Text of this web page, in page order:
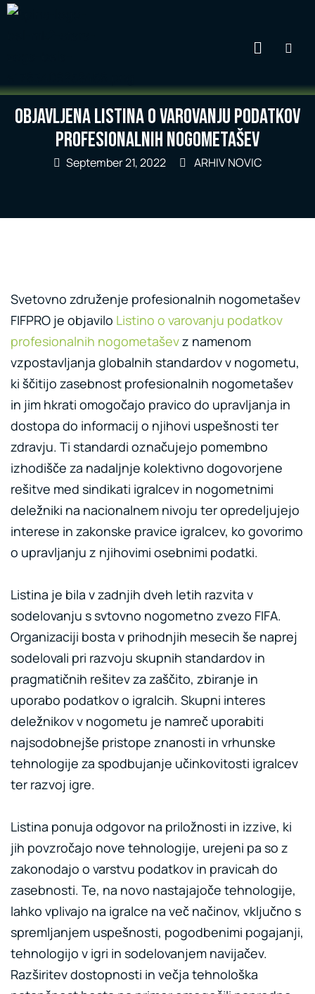
Objavljena Listina o varovanju podatkov
profesionalnih nogometašev
September 21, 2022 ARHIV NOVIC
Svetovno združenje profesionalnih nogometašev
FIFPRO je objavilo Listino o varovanju podatkov
profesionalnih nogometaševz namenom
vzpostavljanja globalnih standardov v nogometu,
ki ščitijo zasebnost profesionalnih nogometašev
in jim hkrati omogočajo pravico do upravljanja in
dostopa do informacij o njihovi uspešnosti ter
zdravju. Ti standardi označujejo pomembno
izhodišče za nadaljnje kolektivno dogovorjene
rešitve med sindikati igralcev in nogometnimi
deležniki na nacionalnem nivoju ter opredeljujejo
interese in zakonske pravice igralcev, ko govorimo
o upravljanju z njihovimi osebnimi podatki.
Listina je bila v zadnjih dveh letih razvita v
sodelovanju s svtovno nogometno zvezo FIFA.
Organizaciji bosta v prihodnjih mesecih še naprej
sodelovali pri razvoju skupnih standardov in
pragmatičnih rešitev za zaščito, zbiranje in
uporabo podatkov o igralcih. Skupni interes
deležnikov v nogometu je namreč uporabiti
najsodobnejše pristope znanosti in vrhunske
tehnologije za spodbujanje učinkovitosti igralcev
ter razvoj igre.
Listina ponuja odgovor na priložnosti in izzive, ki
jih povzročajo nove tehnologije, urejeni pa so z
zakonodajo o varstvu podatkov in pravicah do
zasebnosti. Te, na novo nastajajoče tehnologije,
lahko vplivajo na igralce na več načinov, vključno s
spremljanjem uspešnosti, pogodbenimi pogajanji,
tehnologijo v igri in sodelovanjem navijačev.
Razširitev dostopnosti in večja tehnološka